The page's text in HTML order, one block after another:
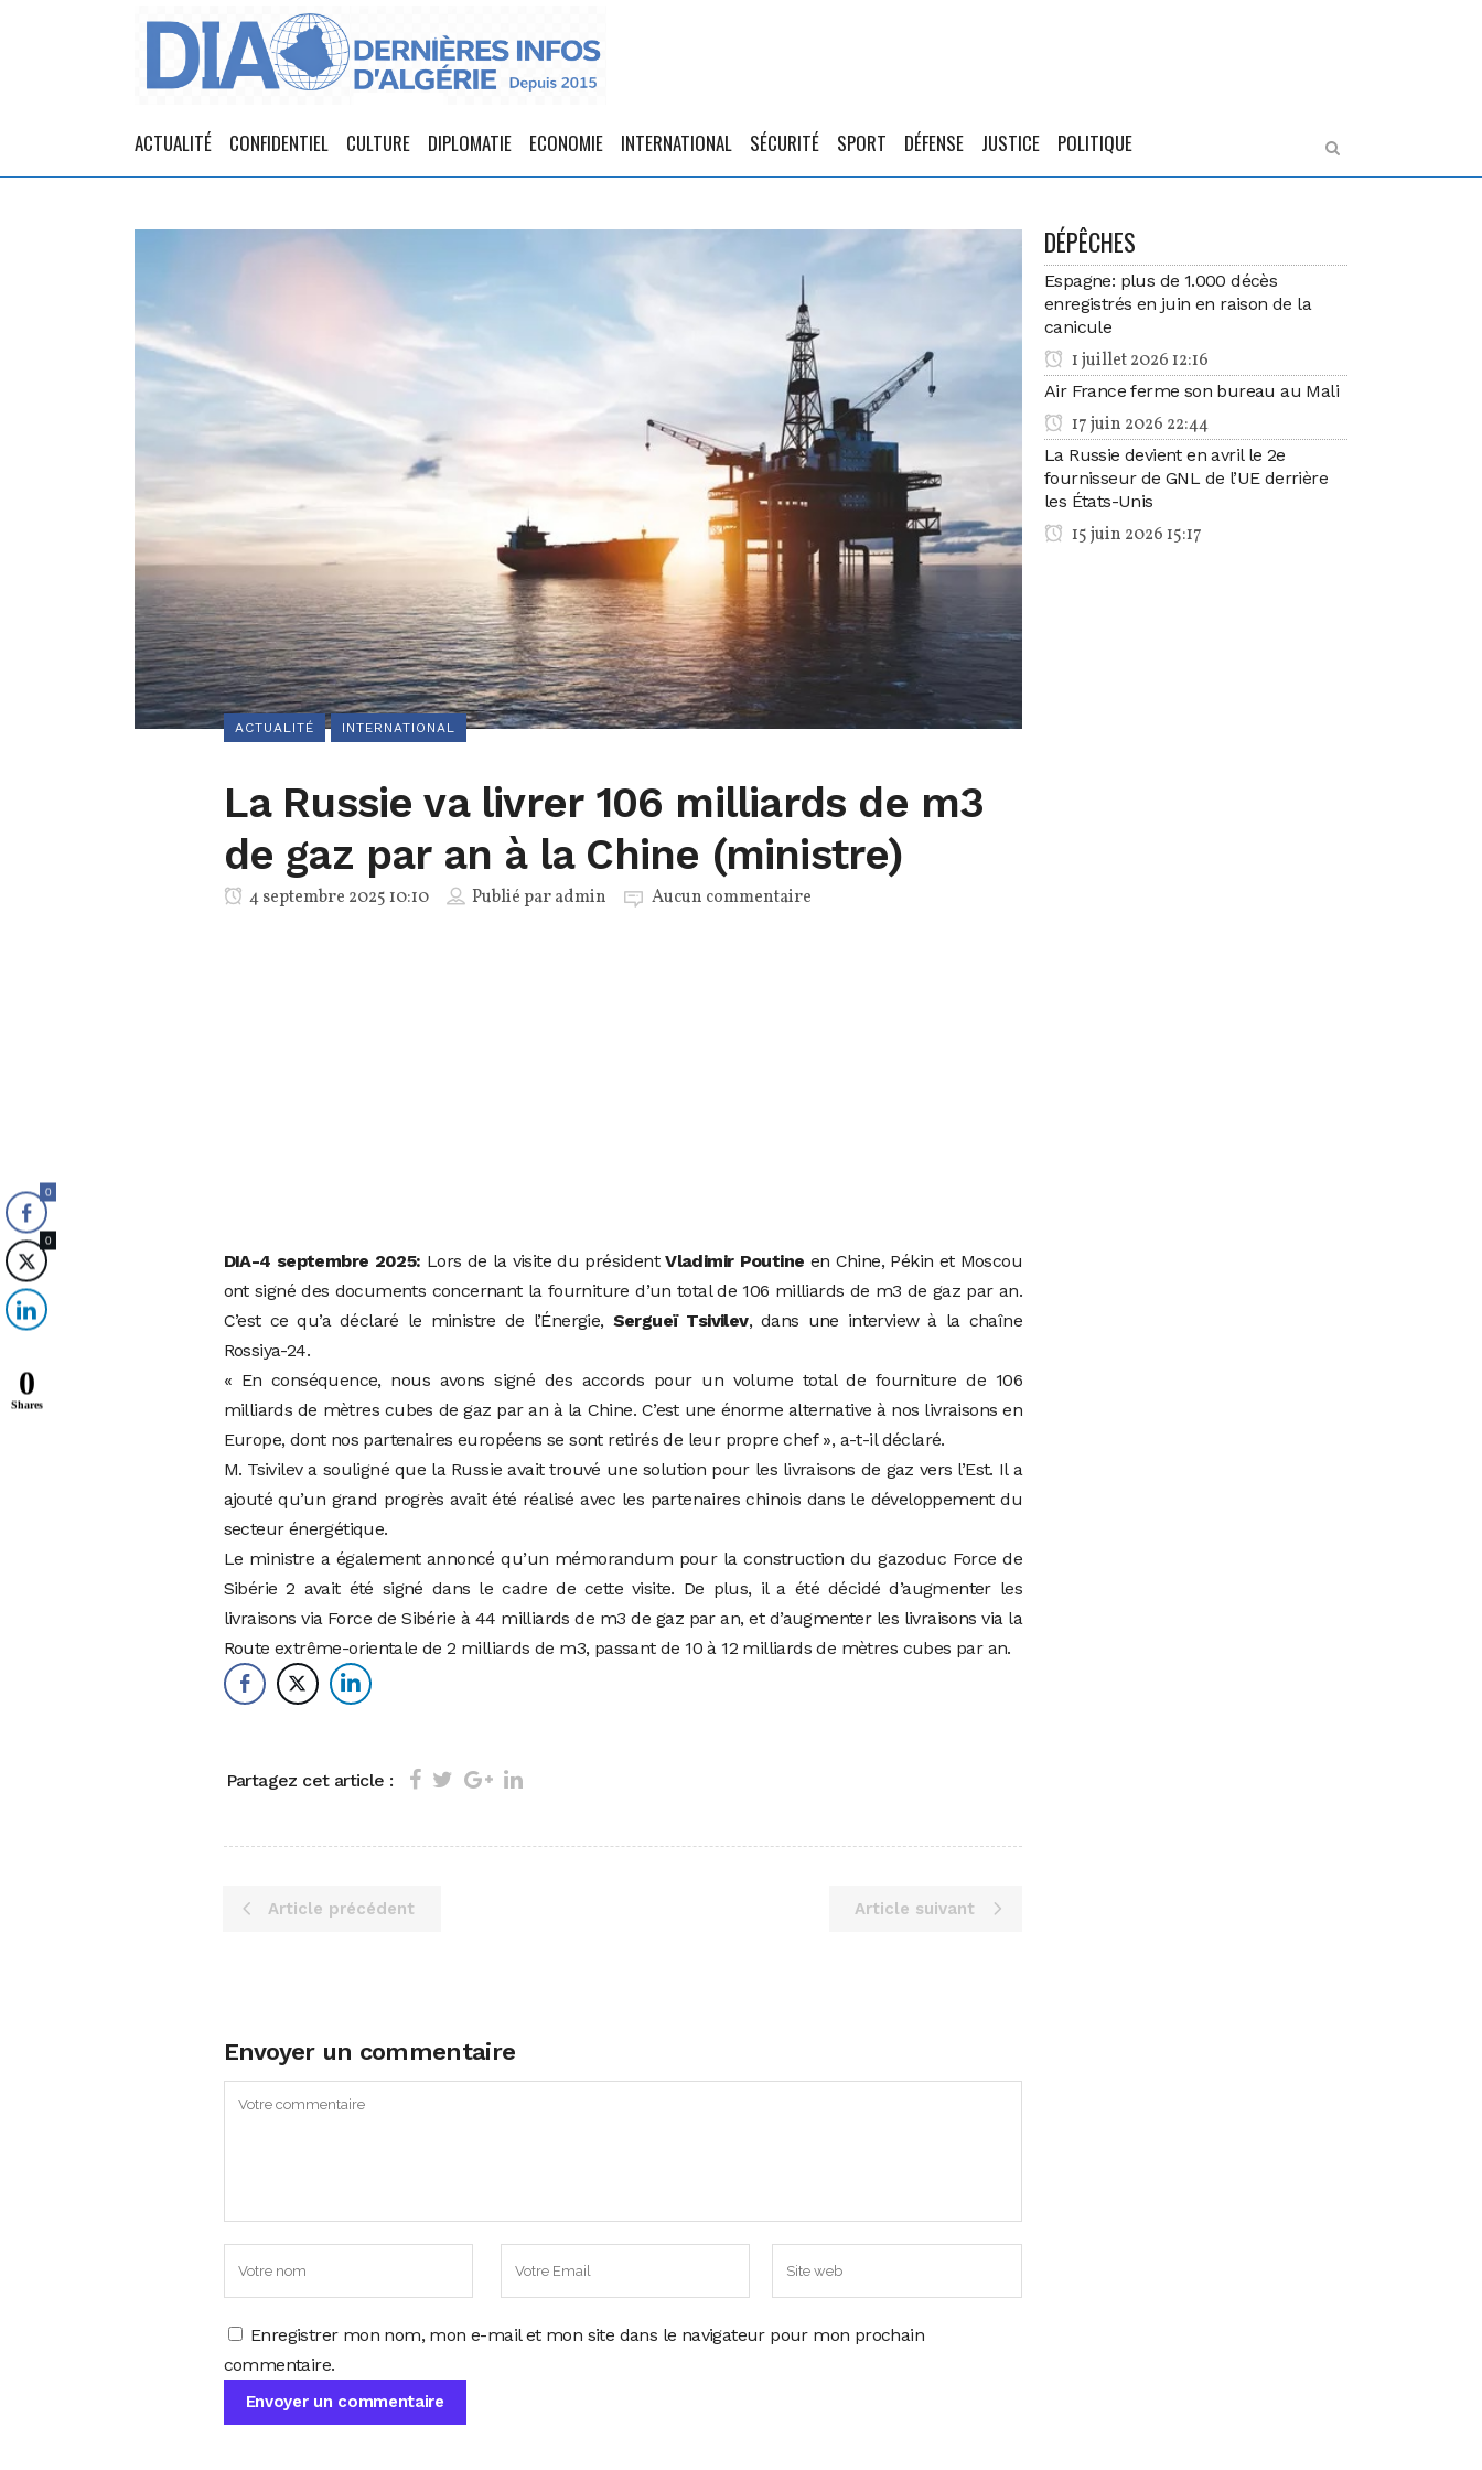
ACTUALITÉ CONFIDENTIEL CULTURE DIPLOMATIE ECONOMIE INTERNATIONAL SÉCURITÉ SPORT DÉFENSE JUSTICE POLITIQUE
ACTUALITÉ INTERNATIONAL
La Russie va livrer 106 milliards de m3
de gaz par an à la Chine (ministre)
4 septembre 2025 10:10 Publié paradmin Aucun commentaire
DIA-4 septembre 2025: Lors de la visite du présidentVladimir Poutine en Chine, Pékin et Moscou
ont signé des documents concernant la fourniture d’un total de 106 milliards de m3 de gaz par an.
C’est ce qu’a déclaré le ministre de l’Énergie, Sergueï Tsivilev, dans une interview à la chaîne
Rossiya-24.
« En conséquence, nous avons signé des accords pour un volume total de fourniture de 106
milliards de mètres cubes de gaz par an à la Chine. C’est une énorme alternative à nos livraisons en
Europe, dont nos partenaires européens se sont retirés de leur propre chef », a-t-il déclaré.
M. Tsivilev a souligné que la Russie avait trouvé une solution pour les livraisons de gaz vers l’Est. Il a
ajouté qu’un grand progrès avait été réalisé avec les partenaires chinois dans le développement du
secteur énergétique.
Le ministre a également annoncé qu’un mémorandum pour la construction du gazoduc Force de
Sibérie 2 avait été signé dans le cadre de cette visite. De plus, il a été décidé d’augmenter les
livraisons via Force de Sibérie à 44 milliards de m3 de gaz par an, et d’augmenter les livraisons via la
Route extrême-orientale de 2 milliards de m3, passant de 10 à 12 milliards de mètres cubes par an.
Partagez cet article :
Article précédent Article suivant
Envoyer un commentaire
Enregistrer mon nom, mon e-mail et mon site dans le navigateur pour mon prochain
commentaire.
DÉPÊCHES
Espagne: plus de 1.000 décès
enregistrés en juin en raison de la
canicule
1 juillet 2026 12:16
Air France ferme son bureau au Mali
17 juin 2026 22:44
La Russie devient en avril le 2e
fournisseur de GNL de l’UE derrière
les États-Unis
15 juin 2026 15:17
0
0
0
Shares